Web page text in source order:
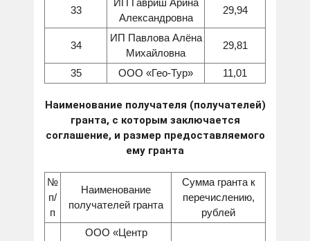
33
ИП Гавриш Арина
Александровна
29,94
34
ИП Павлова Алёна
Михайловна
29,81
35 ООО «Гео-Тур» 11,01
Наименование получателя (получателей)
гранта, с которым заключается
соглашение, и размер предоставляемого
ему гранта
№
п/
п
Наименование
получателей гранта
Сумма гранта к
перечислению,
рублей
ООО «Центр